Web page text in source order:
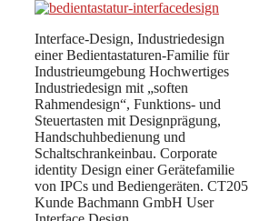
Interface-Design, Industriedesign
einer Bedientastaturen-Familie für
Industrieumgebung Hochwertiges
Industriedesign mit „soften
Rahmendesign“, Funktions- und
Steuertasten mit Designprägung,
Handschuhbedienung und
Schaltschrankeinbau. Corporate
identity Design einer Gerätefamilie
von IPCs und Bediengeräten. CT205
Kunde Bachmann GmbH User